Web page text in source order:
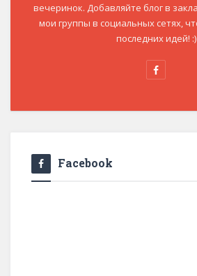
вечеринок. Добавляйте блог в
мои группы в социальных сетях,
последних идей! :)
Facebook